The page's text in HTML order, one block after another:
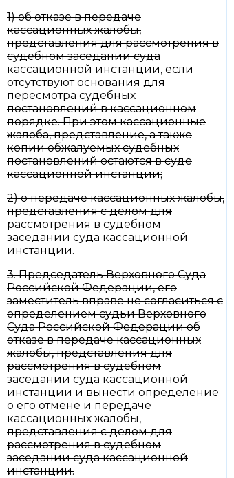
1) об отказе в передаче
кассационных жалобы,
представления для рассмотрения в
судебном заседании суда
кассационной инстанции, если
отсутствуют основания для
пересмотра судебных
постановлений в кассационном
порядке. При этом кассационные
жалоба, представление, а также
копии обжалуемых судебных
постановлений остаются в суде
кассационной инстанции;
2) о передаче кассационных жалобы,
представления с делом для
рассмотрения в судебном
заседании суда кассационной
инстанции.
3. Председатель Верховного Суда
Российской Федерации, его
заместитель вправе не согласиться с
определением судьи Верховного
Суда Российской Федерации об
отказе в передаче кассационных
жалобы, представления для
рассмотрения в судебном
заседании суда кассационной
инстанции и вынести определение
о его отмене и передаче
кассационных жалобы,
представления с делом для
рассмотрения в судебном
заседании суда кассационной
инстанции.